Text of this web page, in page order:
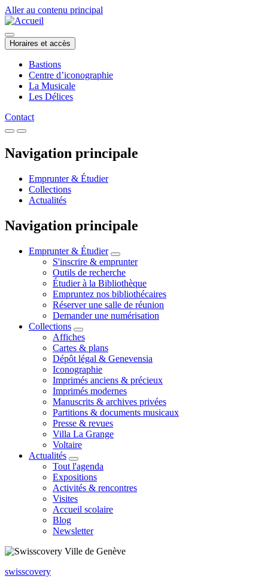
Aller au contenu principal
Horaires et accès
Bastions
Centre d’iconographie
La Musicale
Les Délices
Contact
Navigation principale
Emprunter & Étudier
Collections
Actualités
Navigation principale
Emprunter & Étudier
S'inscrire & emprunter
Outils de recherche
Étudier à la Bibliothèque
Empruntez nos bibliothécaires
Réserver une salle de réunion
Demander une numérisation
Collections
Affiches
Cartes & plans
Dépôt légal & Genevensia
Iconographie
Imprimés anciens & précieux
Imprimés modernes
Manuscrits & archives privées
Partitions & documents musicaux
Presse & revues
Villa La Grange
Voltaire
Actualités
Tout l'agenda
Expositions
Activités & rencontres
Visites
Accueil scolaire
Blog
Newsletter
swisscovery